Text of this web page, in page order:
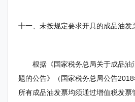
十一、未按规定要求开具的成品油发
根据《国家税务总局关于成品油
题的公告》（国家税务总局公告
所有成品油发票均须通过增值税发